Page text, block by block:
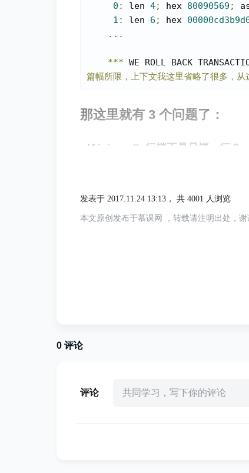
0 : len 4; hex 80090569 ;
1 : len 6 ; hex
...
*** WE ROLL BACK
篇幅所限，上下文我这里省略了很多，从
那这里就有 3 个问题了：
（1）innodb 行锁不是只锁一行？
来实现的，这一点MySQL与Oracle不
这种行锁实现特点意味着：只有通过索
可能导致大量的锁冲突，从而影响并
的锁，所以虽然是访问不同行的记录，
围条件而不是相等条件检索数据，并
|-----------------------
发表于 2017.11.24 13:13， 共 4001 人浏览
本文原创发布于慕课网 ，转载请注明出处，
0 评论
评论 共同学习，写下你的评论